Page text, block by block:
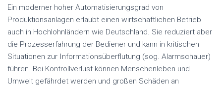
Ein moderner hoher Automatisierungsgrad von
Produktionsanlagen erlaubt einen wirtschaftlichen Betrieb
auch in Hochlohnländern wie Deutschland. Sie reduziert aber
die Prozesserfahrung der Bediener und kann in kritischen
Situationen zur Informationsüberflutung (sog. Alarmschauer)
führen. Bei Kontrollverlust können Menschenleben und
Umwelt gefährdet werden und großen Schäden an